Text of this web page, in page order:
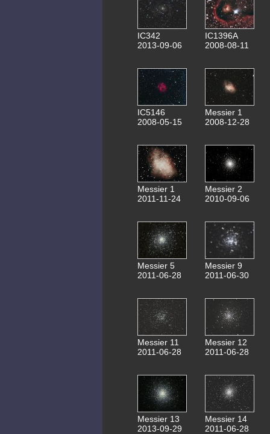
IC342
2013-09-06
IC1396A
2008-08-11
IC5146
2008-05-15
Messier 1
2008-12-28
Messier 1
2011-11-24
Messier 2
2010-09-06
Messier 5
2011-06-28
Messier 9
2011-06-30
Messier 11
2011-06-28
Messier 12
2011-06-28
Messier 13
2013-09-29
Messier 14
2011-06-28